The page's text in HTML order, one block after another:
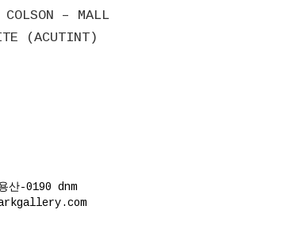
BRUCE GAGNIER – TAI
산-0190 dnm